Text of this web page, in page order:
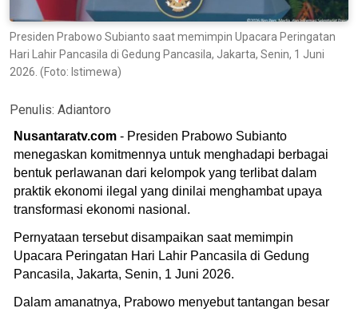
Presiden Prabowo Subianto saat memimpin Upacara Peringatan
Hari Lahir Pancasila di Gedung Pancasila, Jakarta, Senin, 1 Juni
2026. (Foto: Istimewa)
Penulis: Adiantoro
Nusantaratv.com - Presiden Prabowo Subianto
menegaskan komitmennya untuk menghadapi berbagai
bentuk perlawanan dari kelompok yang terlibat dalam
praktik ekonomi ilegal yang dinilai menghambat upaya
transformasi ekonomi nasional.
Pernyataan tersebut disampaikan saat memimpin
Upacara Peringatan Hari Lahir Pancasila di Gedung
Pancasila, Jakarta, Senin, 1 Juni 2026.
Dalam amanatnya, Prabowo menyebut tantangan besar